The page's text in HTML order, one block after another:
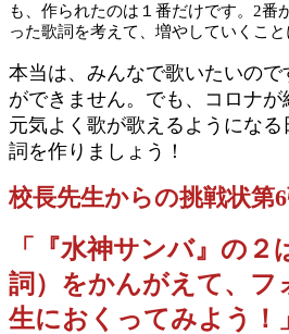
も、作られたのは１番だけです。2番
った歌詞を考えて、増やしていくこと
本当は、みんなで歌いたいの
ができません。でも、コロナ
元気よく歌が歌えるようにな
詞を作りましょう！
校長先生からの挑戦状第6
「『水神サンバ』の２
詞）をかんがえて、フ
生におくってみよう！